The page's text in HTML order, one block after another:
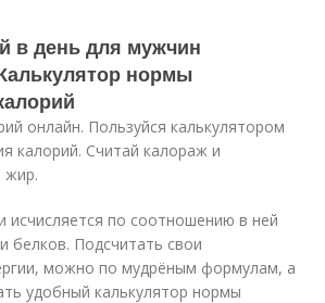
в день для мужчин
нормы
онлайн. Пользуйся калькулятором
калорий. Считай калораж и
жир.
по соотношению в ней
белков. Подсчитать свои
можно по мудрёным формулам, а
удобный калькулятор нормы